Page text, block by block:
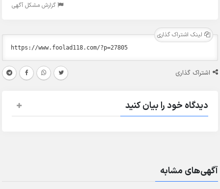
گزارش مشکل آگهی
لینک اشتراک گذاری
اشتراک گذاری
دیدگاه خود را بیان کنید
آگهی‌های مشابه